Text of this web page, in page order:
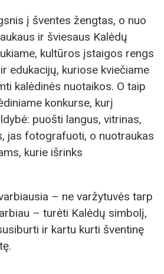
į šventes žengtas, o nuo
ir šviesaus Kalėdų
kultūros įstaigos rengs
edukacijų, kuriose kviečiame
kalėdinės nuotaikos. O taip
konkurse, kurį
puošti langus, vitrinas,
jas fotografuoti, o nuotraukas
kurie išrinks
– ne varžytuvės tarp
– turėti Kalėdų simbolį,
ir kartu kurti šventinę